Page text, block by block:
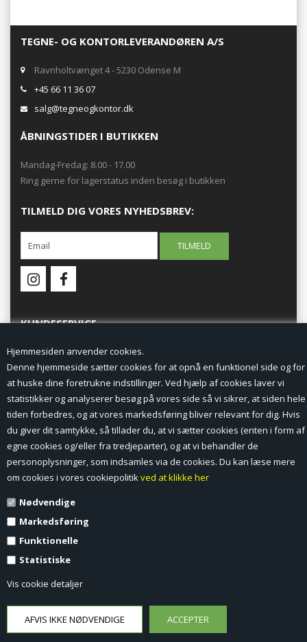
Hjemmesiden anvender cookies.
Denne hjemmeside sætter cookies for at opnå en funktionel side og for
at huske dine foretrukne indstillinger. Ved hjælp af cookies laver vi
statistikker og analyserer besøg på vores side så vi sikrer, at siden hele
tiden forbedres, og at vores markedsføring bliver relevant for dig. Hvis
du giver dit samtykke, så tillader du, at vi sætter cookies (enten i form af
egne cookies og/eller fra tredjeparter), og at vi behandler de
personoplysninger, som indsamles via de cookies. Du kan læse mere
om cookies i vores cookiepolitikved at klikke her
Nødvendige
Markedsføring
Funktionelle
Statistiske
Vis cookie detaljer
TEGNE- OG KONTORLEVERANDØREN A/S
Ravnholtvænget 4 - 5230 Odense M
+45 66 11 36 07
salg@tegneogkontor.dk
ÅBNINGSTIDER I BUTIKKEN
Mandag-Fredag: 8.00 - 17.00
Ring gerne for lagerstatus inden besøg i butikken
TILMELD DIG VORES NYHEDSBREV:
KUNDESERVICE
Min Konto
Nyheder
Vilkår og betingelser
Profil
Erhverv log ind (B2B)
Kontakt
Favorit
Fortrydelsesformular